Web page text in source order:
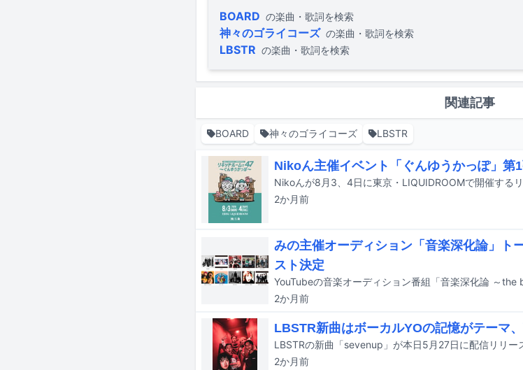
BOARD の楽曲・歌詞を検索
神々のゴライコーズ の楽曲・歌詞を検索
LBSTR の楽曲・歌詞を検索
関連記事
BOARD 神々のゴライコーズ LBSTR
Nikoん主催イベント「ぐんゆうかっぽ」第
2か月前
みの主催オーディション「音楽深化論」ト
スト決定
2か月前
LBSTR新曲はボーカルYOの記憶がテーマ
LBSTRの新曲「sevenup」が本日5月27日に配信リリー
2か月前